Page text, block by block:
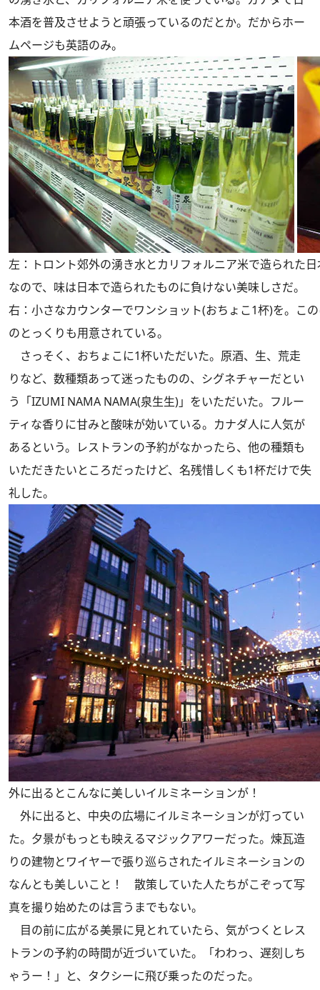
本酒を普及させようと頑張っているのだとか。だからホー
ムページも英語のみ。
左：トロント郊外の湧き水とカリフォルニア米で造られた
なので、 味は日本で造られたものに負けない美味しさだ。
右：小さなカウンターでワンショット(おちょこ1杯)を。こ
のとっくりも用意されている。
さっそく、おちょこに1杯いただいた。原酒、生、荒走
りなど、数種類あって迷ったものの、シグネチャーだとい
う「IZUMI NAMA NAMA(泉生生)」をいただいた。フルー
ティな香りに甘みと酸味が効いている。カナダ人に人気が
あるという。レストランの予約がなかったら、他の種類も
いただきたいところだったけど、名残惜しくも1杯だけで失
礼した。
外に出るとこんなに美しいイルミネーションが！
外に出ると、中央の広場にイルミネーションが灯ってい
た。夕景がもっとも映えるマジックアワーだった。煉瓦造
りの建物とワイヤーで張り巡らされたイルミネーションの
なんとも美しいこと！ 散策していた人たちがこぞって写
真を撮り始めたのは言うまでもない。
目の前に広がる美景に見とれていたら、気がつくとレス
トランの予約の時間が近づいていた。「わわっ、遅刻しち
ゃうー！」と、タクシーに飛び乗ったのだった。